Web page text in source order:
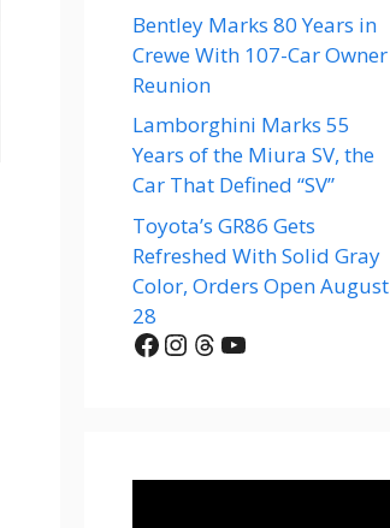
Bentley Marks 80 Years in
Crewe With 107-Car Owner
Reunion
Lamborghini Marks 55
Years of the Miura SV, the
Car That Defined “SV”
Toyota’s GR86 Gets
Refreshed With Solid Gray
Color, Orders Open August
28
Facebook
Instagram
Threads
YouTube